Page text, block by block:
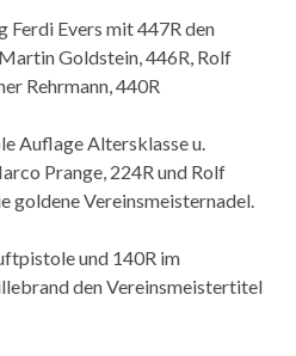
Ferdi Evers mit 447R den
Goldstein, 446R, Rolf
Rehrmann, 440R
Auflage Altersklasse u.
Prange, 224R und Rolf
goldene Vereinsmeisternadel.
und 140R im
den Vereinsmeistertitel